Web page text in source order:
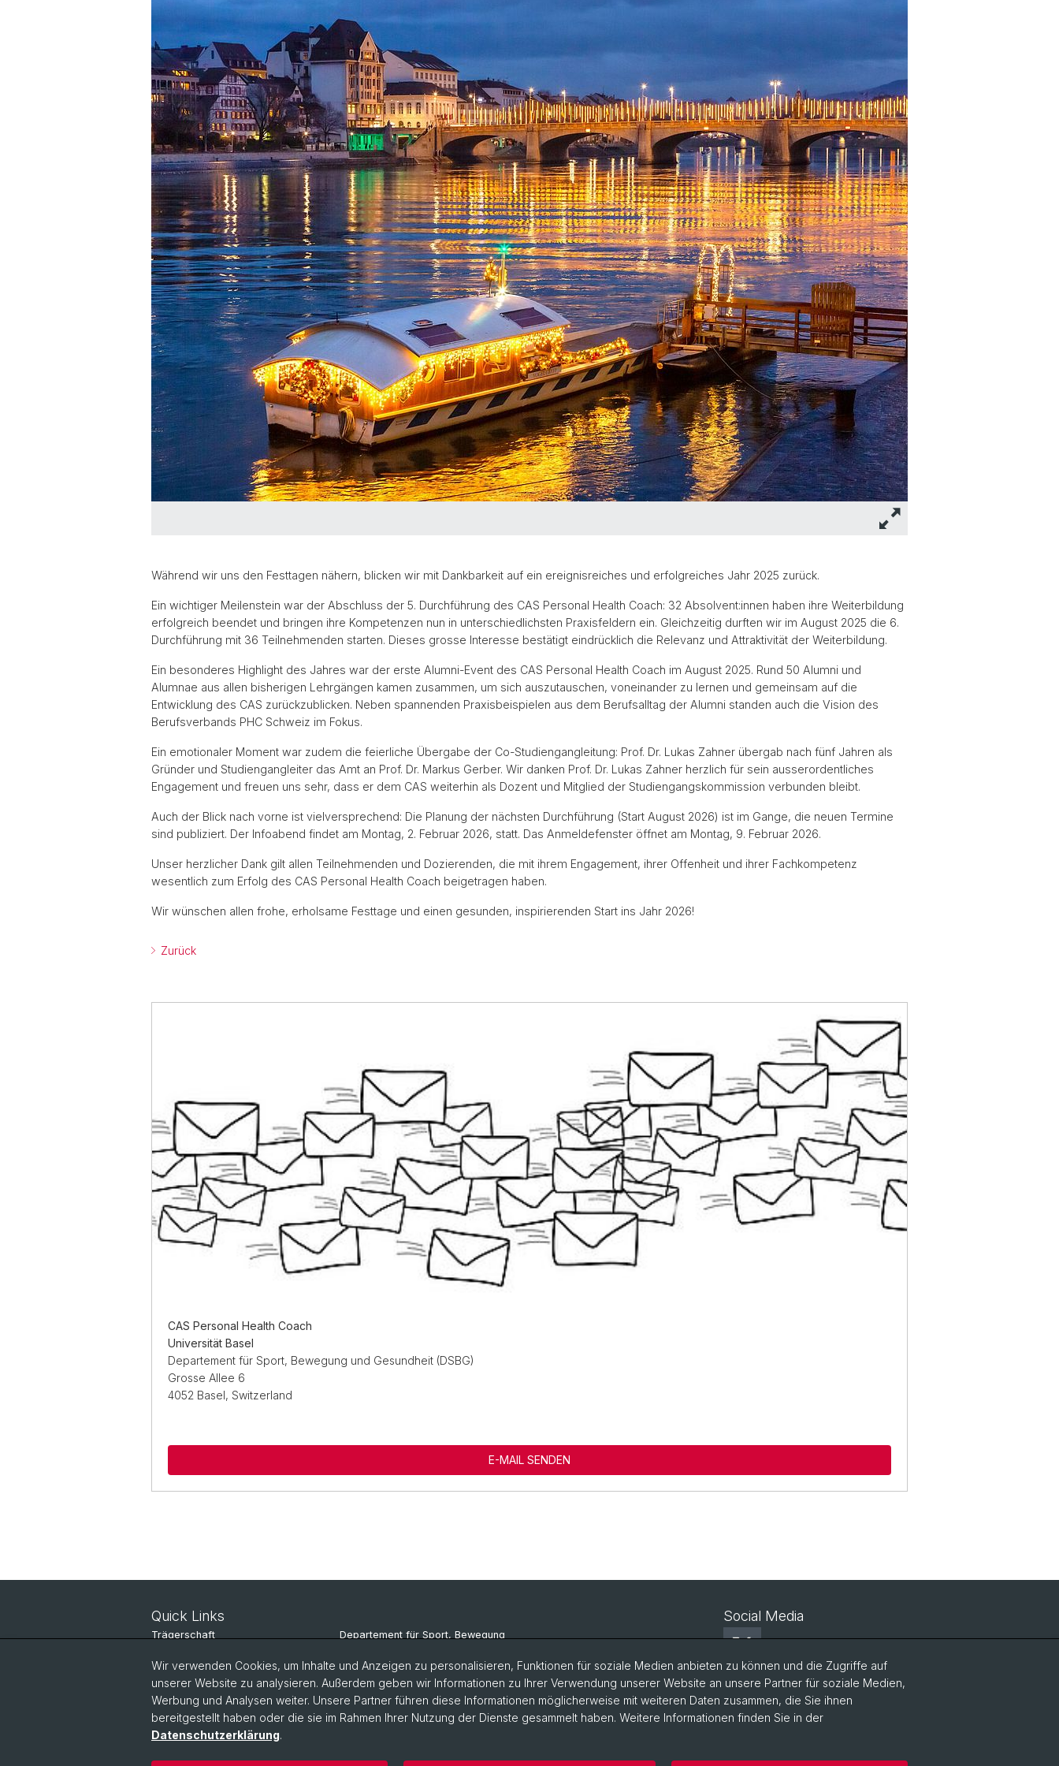
Während wir uns den Festtagen nähern, blicken wir mit Dankbarkeit auf ein ereignisreiches und erfolgreiches Jahr 2025 zurück.
Ein wichtiger Meilenstein war der Abschluss der 5. Durchführung des CAS Personal Health Coach: 32 Absolvent:innen haben ihre Weiterbildung
erfolgreich beendet und bringen ihre Kompetenzen nun in unterschiedlichsten Praxisfeldern ein. Gleichzeitig durften wir im August 2025 die 6.
Durchführung mit 36 Teilnehmenden starten. Dieses grosse Interesse bestätigt eindrücklich die Relevanz und Attraktivität der Weiterbildung.
Ein besonderes Highlight des Jahres war der erste Alumni-Event des CAS Personal Health Coach im August 2025. Rund 50 Alumni und
Alumnae aus allen bisherigen Lehrgängen kamen zusammen, um sich auszutauschen, voneinander zu lernen und gemeinsam auf die
Entwicklung des CAS zurückzublicken. Neben spannenden Praxisbeispielen aus dem Berufsalltag der Alumni standen auch die Vision des
Berufsverbands PHC Schweiz im Fokus.
Ein emotionaler Moment war zudem die feierliche Übergabe der Co-Studiengangleitung: Prof. Dr. Lukas Zahner übergab nach fünf Jahren als
Gründer und Studiengangleiter das Amt an Prof. Dr. Markus Gerber. Wir danken Prof. Dr. Lukas Zahner herzlich für sein ausserordentliches
Engagement und freuen uns sehr, dass er dem CAS weiterhin als Dozent und Mitglied der Studiengangskommission verbunden bleibt.
Auch der Blick nach vorne ist vielversprechend: Die Planung der nächsten Durchführung (Start August 2026) ist im Gange, die neuen Termine
sind publiziert. Der Infoabend findet am Montag, 2. Februar 2026, statt. Das Anmeldefenster öffnet am Montag, 9. Februar 2026.
Unser herzlicher Dank gilt allen Teilnehmenden und Dozierenden, die mit ihrem Engagement, ihrer Offenheit und ihrer Fachkompetenz
wesentlich zum Erfolg des CAS Personal Health Coach beigetragen haben.
Wir wünschen allen frohe, erholsame Festtage und einen gesunden, inspirierenden Start ins Jahr 2026!
Zurück
CAS Personal Health Coach
Universität Basel
Departement für Sport, Bewegung und Gesundheit (DSBG)
Grosse Allee 6
4052 Basel, Switzerland
E-MAIL SENDEN
Quick Links
Trägerschaft
Dokumente & Downloads
Departement für Sport, Bewegung
Social Media
Facebook
Wir verwenden Cookies, um Inhalte und Anzeigen zu personalisieren, Funktionen für soziale Medien anbieten zu können und die Zugriffe auf
unserer Website zu analysieren. Außerdem geben wir Informationen zu Ihrer Verwendung unserer Website an unsere Partner für soziale Medien,
Werbung und Analysen weiter. Unsere Partner führen diese Informationen möglicherweise mit weiteren Daten zusammen, die Sie ihnen
bereitgestellt haben oder die sie im Rahmen Ihrer Nutzung der Dienste gesammelt haben. Weitere Informationen finden Sie in der
Datenschutzerklärung.